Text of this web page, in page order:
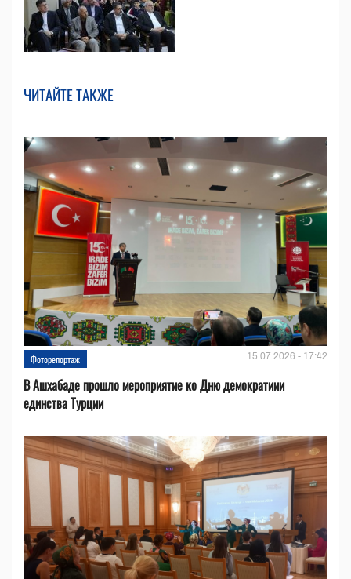
ЧИТАЙТЕ ТАКЖЕ
Фоторепортаж 15.07.2026 - 17:42
В Ашхабаде прошло мероприятие ко Дню демократиии
единства Турции